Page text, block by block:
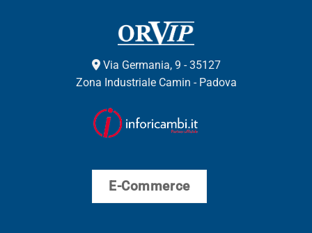
Via Germania, 9 - 35127
Zona Industriale Camin - Padova
E-Commerce